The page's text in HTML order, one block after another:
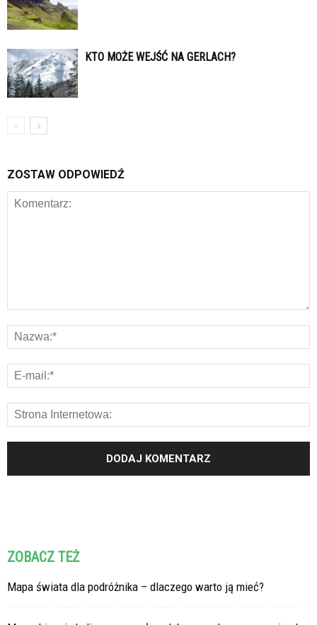
KTO MOŻE WEJŚĆ NA GERLACH?
ZOSTAW ODPOWIEDŹ
ZOBACZ TEŻ
Mapa świata dla podróżnika – dlaczego warto ją mieć?